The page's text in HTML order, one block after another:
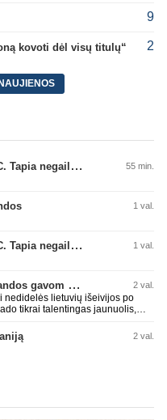
9
kovoti dėl visų titulų“ 2
Argentinos federacijos prezidentas C. Tapia negailėjo pagyrų G. Infantino 55 min.
1 val.
Argentinos federacijos prezidentas C. Tapia negailėjo pagyrų G. Infantino 1 val.
A. Tapinas: „Iš europinio lygio komandos gavom gerų pamokų“ 2 val.
nedidelės lietuvių išeivijos po
tikrai talentingas jaunuolis,
y. gerai išsilaikantis ant kojų
greitai priimantis
neblogą greitį. O Lietuvoje
2 val.